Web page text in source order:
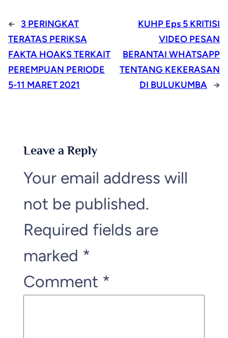
← 3 PERINGKAT
TERATAS PERIKSA
FAKTA HOAKS TERKAIT
PEREMPUAN PERIODE
5-11 MARET 2021
KUHP Eps 5 KRITISI
VIDEO PESAN
BERANTAI WHATSAPP
TENTANG KEKERASAN
DI BULUKUMBA →
Leave a Reply
Your email address will
not be published.
Required fields are
marked *
Comment *